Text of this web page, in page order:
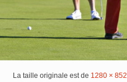
La taille originale est de 1280 × 852